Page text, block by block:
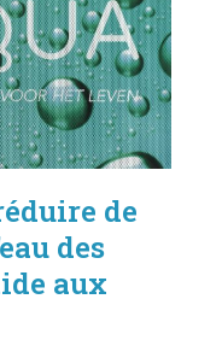
de
des
aux